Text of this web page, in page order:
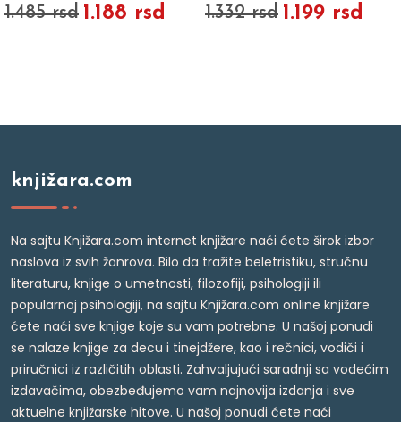
1.485 rsd 1.188 rsd 1.332 rsd 1.199 rsd
knjižara.com
Na sajtu Knjižara.com internet knjižare naći ćete širok izbor
naslova iz svih žanrova. Bilo da tražite beletristiku, stručnu
literaturu, knjige o umetnosti, filozofiji, psihologiji ili
popularnoj psihologiji, na sajtu Knjižara.com online knjižare
ćete naći sve knjige koje su vam potrebne. U našoj ponudi
se nalaze knjige za decu i tinejdžere, kao i rečnici, vodiči i
priručnici iz različitih oblasti. Zahvaljujući saradnji sa vodećim
izdavačima, obezbeđujemo vam najnovija izdanja i sve
aktuelne knjižarske hitove. U našoj ponudi ćete naći